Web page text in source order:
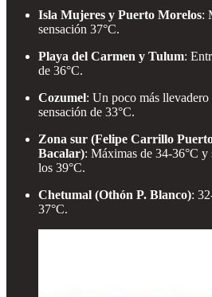
Isla Mujeres y Puerto Morelos:
sensación 37°C.
Playa del Carmen y Tulum:
de 36°C.
Cozumel: Un poco más
sensación de 33°C.
Zona sur (Felipe Carrillo
Bacalar): Máximas de 34-36°C y
los 39°C.
Chetumal (Othón P. Blanco):
37°C.